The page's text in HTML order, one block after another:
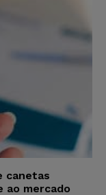
canetas
ao mercado